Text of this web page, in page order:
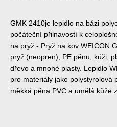
GMK 2410je lepidlo na bázi
počáteční přilnavostí k
na pryž - Pryž na kov WEICON
pryž (neopren), PE pěnu, kůži,
dřevo a mnohé plasty. Lepidlo
pro materiály jako polystyrolová
měkká pěna PVC a umělá kůže z